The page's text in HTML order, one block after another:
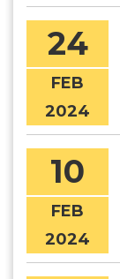
24
FEB
2024
10
FEB
2024